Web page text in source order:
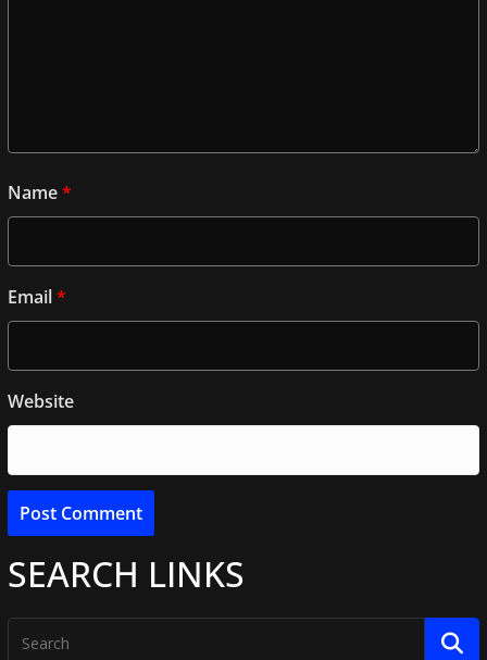
Name*
Email*
Website
SEARCH LINKS